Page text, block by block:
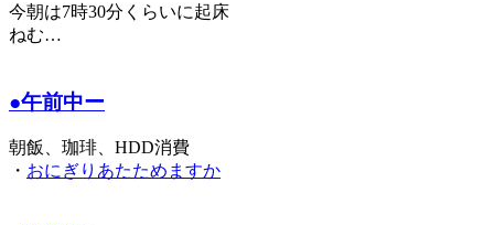
今朝は7時30分くらいに起床
ねむ…
●午前中ー
朝飯、珈琲、HDD消費
・ おにぎりあたためますか